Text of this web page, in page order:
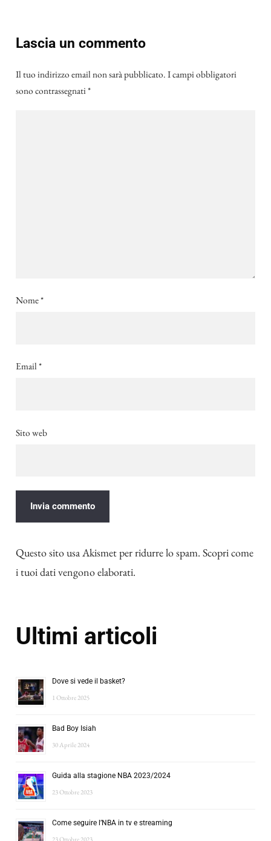
Lascia un commento
Il tuo indirizzo email non sarà pubblicato.I campi obbligatori
sono contrassegnati*
Nome*
Email*
Sito web
Questo sito usa Akismet per ridurre lo spam. Scopri come
i tuoi dati vengono elaborati.
Ultimi articoli
Dove si vede il basket?
1 Ottobre 2025
Bad Boy Isiah
30 Aprile 2024
Guida alla stagione NBA 2023/2024
23 Ottobre 2023
Come seguire l’NBA in tv e streaming
23 Ottobre 2023